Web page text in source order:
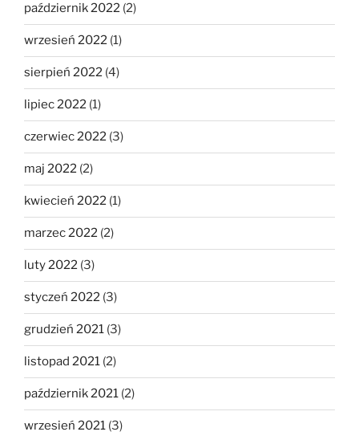
październik 2022 (2)
wrzesień 2022 (1)
sierpień 2022 (4)
lipiec 2022 (1)
czerwiec 2022 (3)
maj 2022 (2)
kwiecień 2022 (1)
marzec 2022 (2)
luty 2022 (3)
styczeń 2022 (3)
grudzień 2021 (3)
listopad 2021 (2)
październik 2021 (2)
wrzesień 2021 (3)